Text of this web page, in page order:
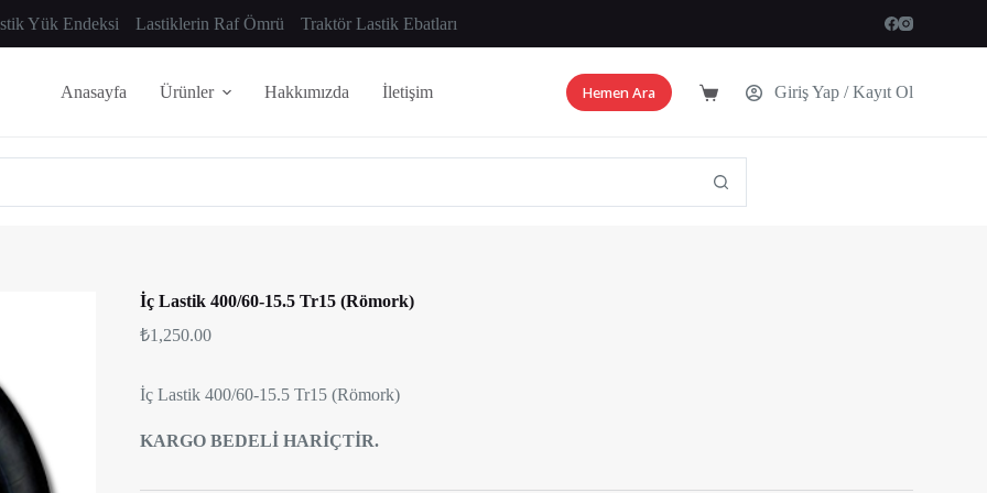
Yük Endeksi Lastiklerin Raf Ömrü Traktör Lastik Ebatları
Anasayfa Ürünler Hakkımızda İletişim Hemen Ara
Shopping
Giriş Yap / Kayıt Ol
İç Lastik 400/60-15.5 Tr15 (Römork)
₺1,250.00
İç Lastik 400/60-15.5 Tr15 (Römork)
KARGO BEDELİ HARİÇTİR.